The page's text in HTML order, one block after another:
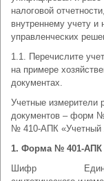
налоговой
внутреннему учету
управленческих
1.1. Перечислите
на примере
документах.
Учетные измерители
документов – форм
№ 410-АПК «Учетный
1. Форма № 401-АПК
Шифр